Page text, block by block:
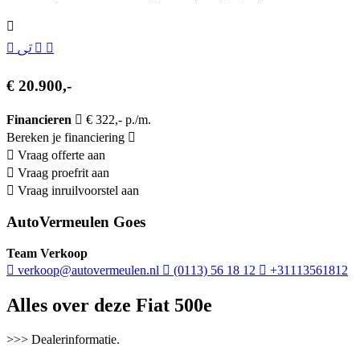
€ 20.900,-
Financieren
€ 322,- p./m.
Bereken je financiering
Vraag offerte aan
Vraag proefrit aan
Vraag inruilvoorstel aan
AutoVermeulen Goes
Team Verkoop
verkoop@autovermeulen.nl
(0113) 56 18 12 +31113561812
Alles over deze Fiat 500e
>>> Dealerinformatie.